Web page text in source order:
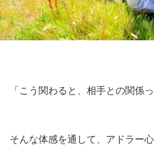
「こう関わると、相手との関係
そんな体感を通して、アドラー